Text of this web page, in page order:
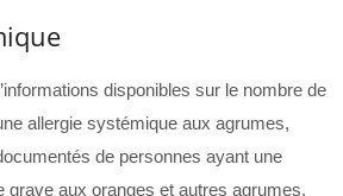
disponibles sur le nombre de
allergie systémique aux agrumes,
de personnes ayant une
grave aux oranges et autres agrumes.